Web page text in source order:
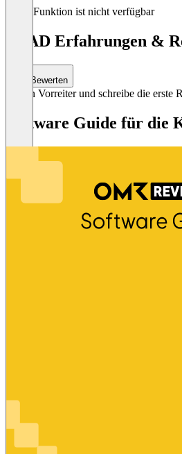
Diese Funktion ist nicht verfügbar
DTAD Erfahrungen &
Bewerten
Sei ein Vorreiter und schreibe die erste
Software Guide für die